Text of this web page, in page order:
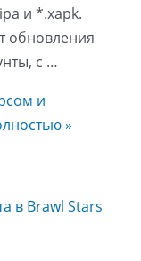
и *.xapk.
обновления
с …
и
»